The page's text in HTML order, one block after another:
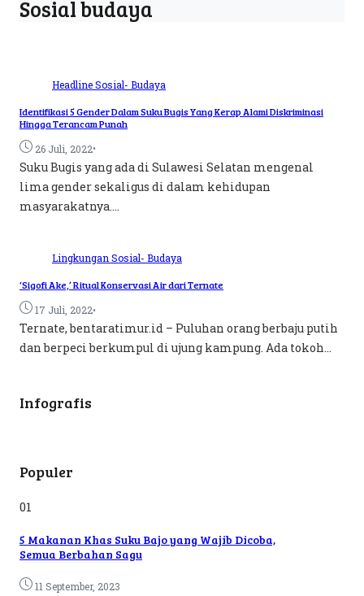
Sosial budaya
HeadlineSosial- Budaya
Identifikasi 5 Gender Dalam Suku Bugis Yang Kerap Alami Diskriminasi
Hingga Terancam Punah
26 Juli, 2022•
Suku Bugis yang ada di Sulawesi Selatan mengenal
lima gender sekaligus di dalam kehidupan
masyarakatnya....
Lingkungan Sosial- Budaya
‘Sigofi Ake,’ Ritual Konservasi Air dari Ternate
17 Juli, 2022•
Ternate, bentaratimur.id – Puluhan orang berbaju putih
dan berpeci berkumpul di ujung kampung. Ada tokoh...
Infografis
Populer
01
5 Makanan Khas Suku Bajo yang Wajib Dicoba,
Semua Berbahan Sagu
11 September, 2023